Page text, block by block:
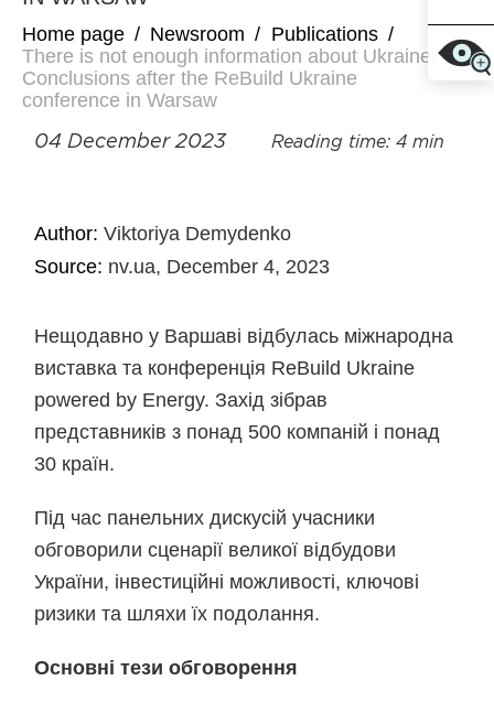
Home page / Newsroom / Publications /
There is not enough information about Ukraine.
Conclusions after the ReBuild Ukraine
conference in Warsaw
04 December 2023 Reading time: 4 min
Author:Viktoriya Demydenko
Source: nv.ua, December 4, 2023
Нещодавно у Варшаві відбулась міжнародна
виставка та конференція ReBuild Ukraine
powered by Energy. Захід зібрав
представників з понад 500 компаній і понад
30 країн.
Під час панельних дискусій учасники
обговорили сценарії великої відбудови
України, інвестиційні можливості, ключові
ризики та шляхи їх подолання.
Основні тези обговорення